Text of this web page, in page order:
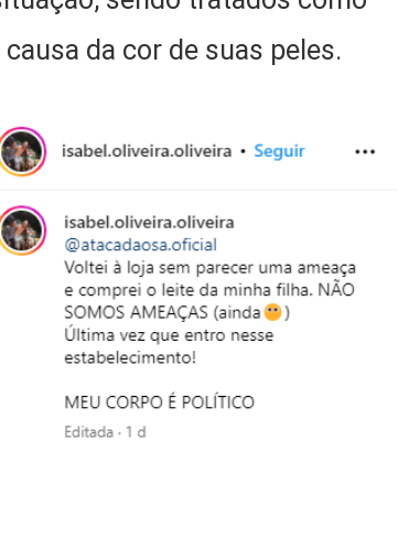
da cor de suas peles.